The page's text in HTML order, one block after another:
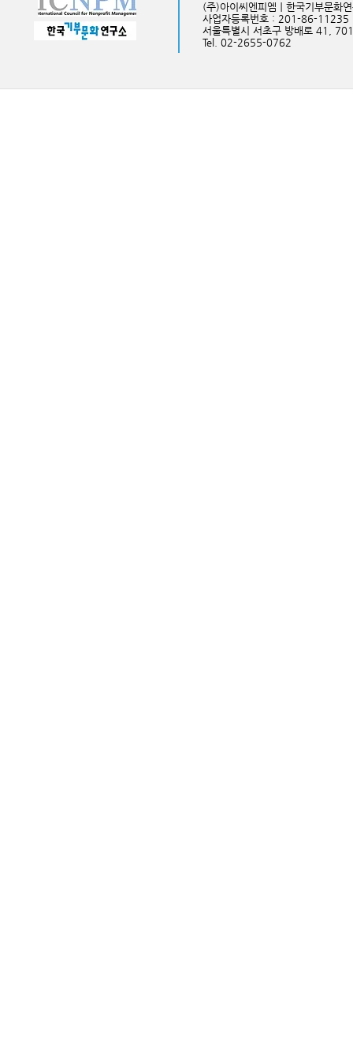
(주)아이씨엔피엠ㅣ한국기부문화
사업자등록번호 : 201-86-11235
서울특별시 서초구 방배로 41,
Tel. 02-2655-0762